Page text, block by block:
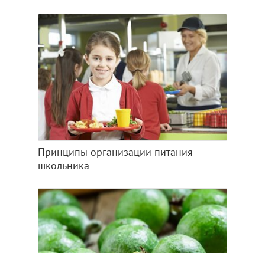
Принципы организации питания
школьника